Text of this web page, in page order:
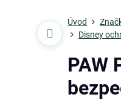
Úvod
Disney
PAW